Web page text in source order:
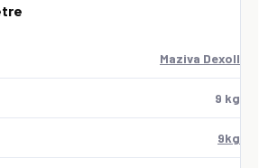
Maziva Dexoll
9 kg
9kg